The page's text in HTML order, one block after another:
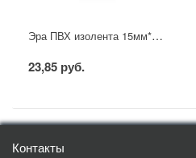
Эра ПВХ изолента 15мм*10м красная
23,85 руб.
Контакты